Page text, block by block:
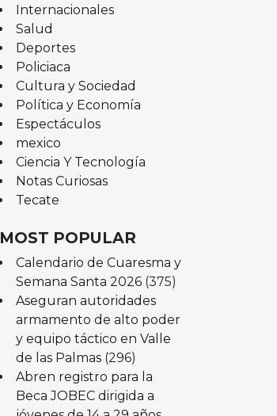
Internacionales
Salud
Deportes
Policiaca
Cultura y Sociedad
Política y Economía
Espectáculos
mexico
Ciencia Y Tecnología
Notas Curiosas
Tecate
MOST POPULAR
Calendario de Cuaresma y
Semana Santa 2026 (375)
Aseguran autoridades
armamento de alto poder
y equipo táctico en Valle
de las Palmas (296)
Abren registro para la
Beca JOBEC dirigida a